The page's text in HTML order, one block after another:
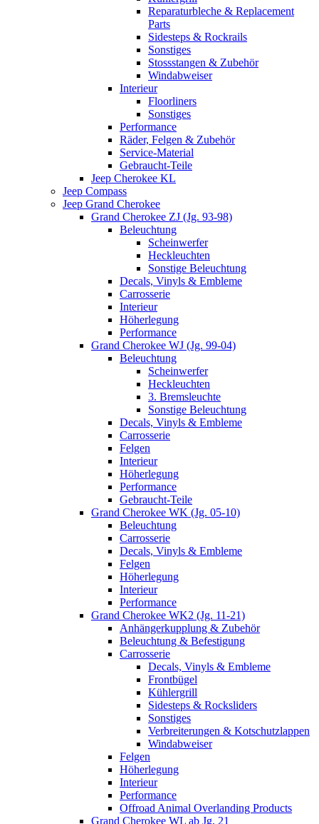
Reparaturbleche & Replacement
Parts
Sidesteps & Rockrails
Sonstiges
Stossstangen & Zubehör
Windabweiser
Interieur
Floorliners
Sonstiges
Performance
Räder, Felgen & Zubehör
Service-Material
Gebraucht-Teile
Jeep Cherokee KL
Jeep Compass
Jeep Grand Cherokee
Grand Cherokee ZJ (Jg. 93-98)
Beleuchtung
Scheinwerfer
Heckleuchten
Sonstige Beleuchtung
Decals, Vinyls & Embleme
Carrosserie
Interieur
Höherlegung
Performance
Grand Cherokee WJ (Jg. 99-04)
Beleuchtung
Scheinwerfer
Heckleuchten
3. Bremsleuchte
Sonstige Beleuchtung
Decals, Vinyls & Embleme
Carrosserie
Felgen
Interieur
Höherlegung
Performance
Gebraucht-Teile
Grand Cherokee WK (Jg. 05-10)
Beleuchtung
Carrosserie
Decals, Vinyls & Embleme
Felgen
Höherlegung
Interieur
Performance
Grand Cherokee WK2 (Jg. 11-21)
Anhängerkupplung & Zubehör
Beleuchtung & Befestigung
Carrosserie
Decals, Vinyls & Embleme
Frontbügel
Kühlergrill
Sidesteps & Rocksliders
Sonstiges
Verbreiterungen & Kotschutzlappen
Windabweiser
Felgen
Höherlegung
Interieur
Performance
Offroad Animal Overlanding Products
Grand Cherokee WL ab Jg. 21